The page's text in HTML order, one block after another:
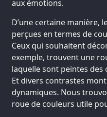
aux émotions.
D’une certaine manière,
perçues en termes de
Ceux qui souhaitent
exemple, trouvent une
laquelle sont peintes
Et divers contrastes
dynamiques. Nous
roue de couleurs utile